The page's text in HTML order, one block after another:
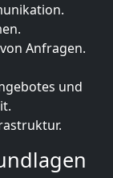
Anfragen.
und